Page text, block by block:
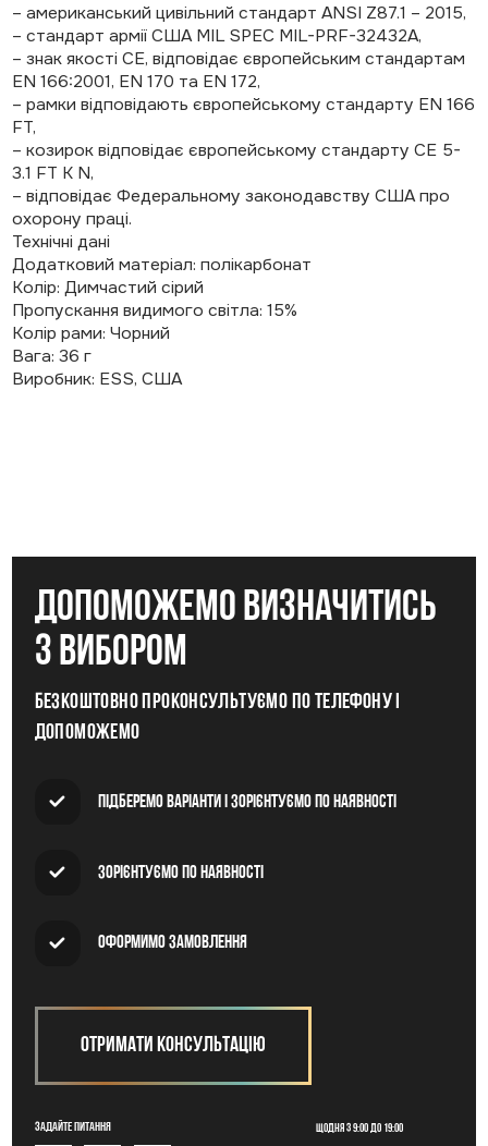
– американський цивільний стандарт ANSI Z87.1 – 2015,
– стандарт армії США MIL SPEC MIL-PRF-32432A,
– знак якості CE, відповідає європейським стандартам
EN 166:2001, EN 170 та EN 172,
– рамки відповідають європейському стандарту EN 166
FT,
– козирок відповідає європейському стандарту CE 5-
3.1 FT K N,
– відповідає Федеральному законодавству США про
охорону праці.
Технічні дані
Додатковий матеріал: полікарбонат
Колір: Димчастий сірий
Пропускання видимого світла: 15%
Колір рами: Чорний
Вага: 36 г
Виробник: ESS, США
допоможемо визначитись
з вибором
Безкоштовно проконсультуємо по телефону і
допоможемо
Підберемо варіанти і зорієнтуємо по наявності
Зорієнтуємо по наявності
Оформимо замовлення
Отримати консультацію
Задайте питання Щодня з 9:00 до 19:00